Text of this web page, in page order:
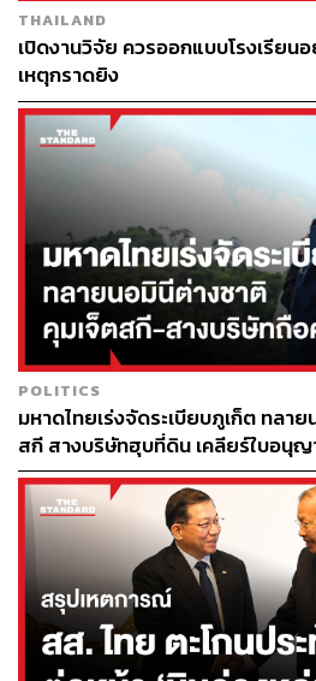
ความต้องการฉีดล้นทะลัก โรงพยา
Moderna
ภายหลังกระแสความต้องการ
เพิ่มขึ้น โรงพยาบาลเอกชนห
ประชาชนลงทะเบียนจองวัค
1,500-1,650 บาท ทยอยกันปิ
เนื่องจากยอดผู้จองเต็มจำนว
จองแล้วได้แก่
โรงพยาบาลวิภาวดี
โรงพยาบาลธนบุรี
โรงพยาบาลวิชัยยุทธ
โรงพยาบาลจุฬารัตน์ 9
โรงพยาบาลในเครือบา
โรงพยาบาลและคลินิกใ
แคร์
โรงพยาบาลหัวเฉียว
โรงพยาบาลเครือเกษม
โรงพยาบาลบางโพ
โรงพยาบาลวิรัชศิลป์
โรงพยาบาลอินทรารัตน์
โรงพยาบาลนครพัฒน์
THAILAND
เปิดงานวิจัย ควรออกแบบโรงเรียน
เหตุกราดยิง
POLITICS
มหาดไทยเร่งจัดระเบียบภูเก็ต ทลา
สกี สางบริษัทฮุบที่ดิน เคลียร์ใบอนุญ